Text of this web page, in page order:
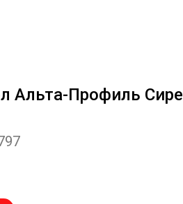
Альта-Профиль